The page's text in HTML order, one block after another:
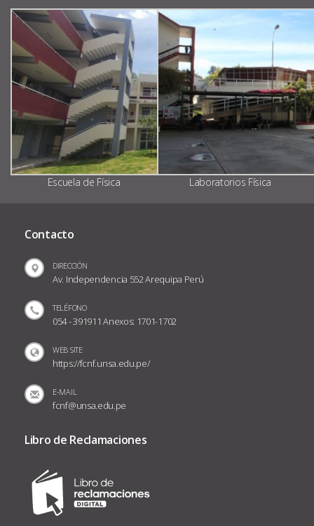
Escuela de Física Laboratorios Física
Contacto
DIRECCIÓN
Av. Independencia 552 Arequipa Perú
TELÉFONO
054 - 391911 Anexos: 1701-1702
WEB SITE
https://fcnf.unsa.edu.pe/
E-MAIL
fcnf@unsa.edu.pe
Libro de Reclamaciones